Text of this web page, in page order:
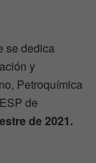
se dedica
y
Petroquímica
de
de 2021.